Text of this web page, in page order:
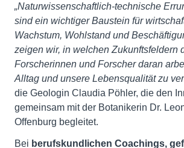
„Naturwissenschaftlich-technische
sind ein wichtiger Baustein für
Wachstum, Wohlstand und
zeigen wir, in welchen Zukunftsfeldern
Forscherinnen und Forscher daran
Alltag und unsere Lebensqualität zu
die Geologin Claudia Pöhler, die den
gemeinsam mit der Botanikerin Dr.
Offenburg begleitet.
Bei berufskundlichen Coachings,